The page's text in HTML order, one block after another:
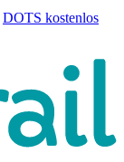
DOTS kostenlos